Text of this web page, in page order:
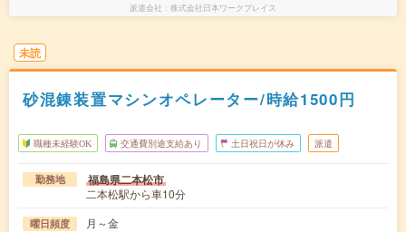
派遣会社 株式会社日本ワークプレイス
未読
砂混錬装置マシンオペレーター/時給1500円
職種未経験OK 交通費別途支給あり 土日祝日が休み 派遣
勤務地 福島県二本松市
二本松駅から車10分
曜日頻度 月～金